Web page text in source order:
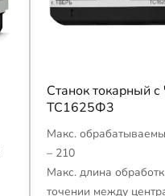
Станок токарный
ТС1625Ф3
Макс.
– 210
Макс. длина
точении между